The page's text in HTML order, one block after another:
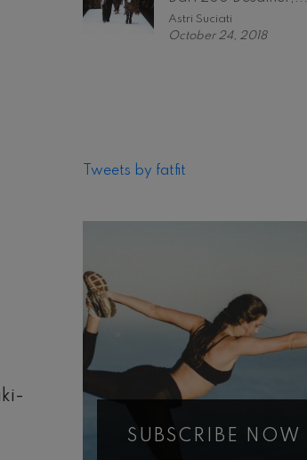
Astri Suciati
October 24, 2018
Tweets by fatfit
SUBSCRIBE NOW